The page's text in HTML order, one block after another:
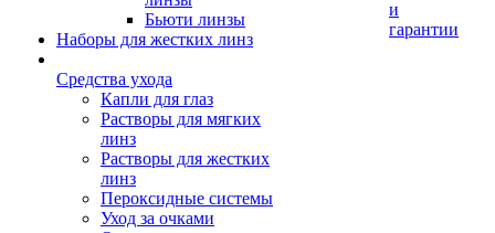
Бьюти линзы
Наборы для жестких линз
Средства ухода
Капли для глаз
Растворы для мягких
линз
Растворы для жестких
линз
Пероксидные системы
Уход за очками
и
гарантии